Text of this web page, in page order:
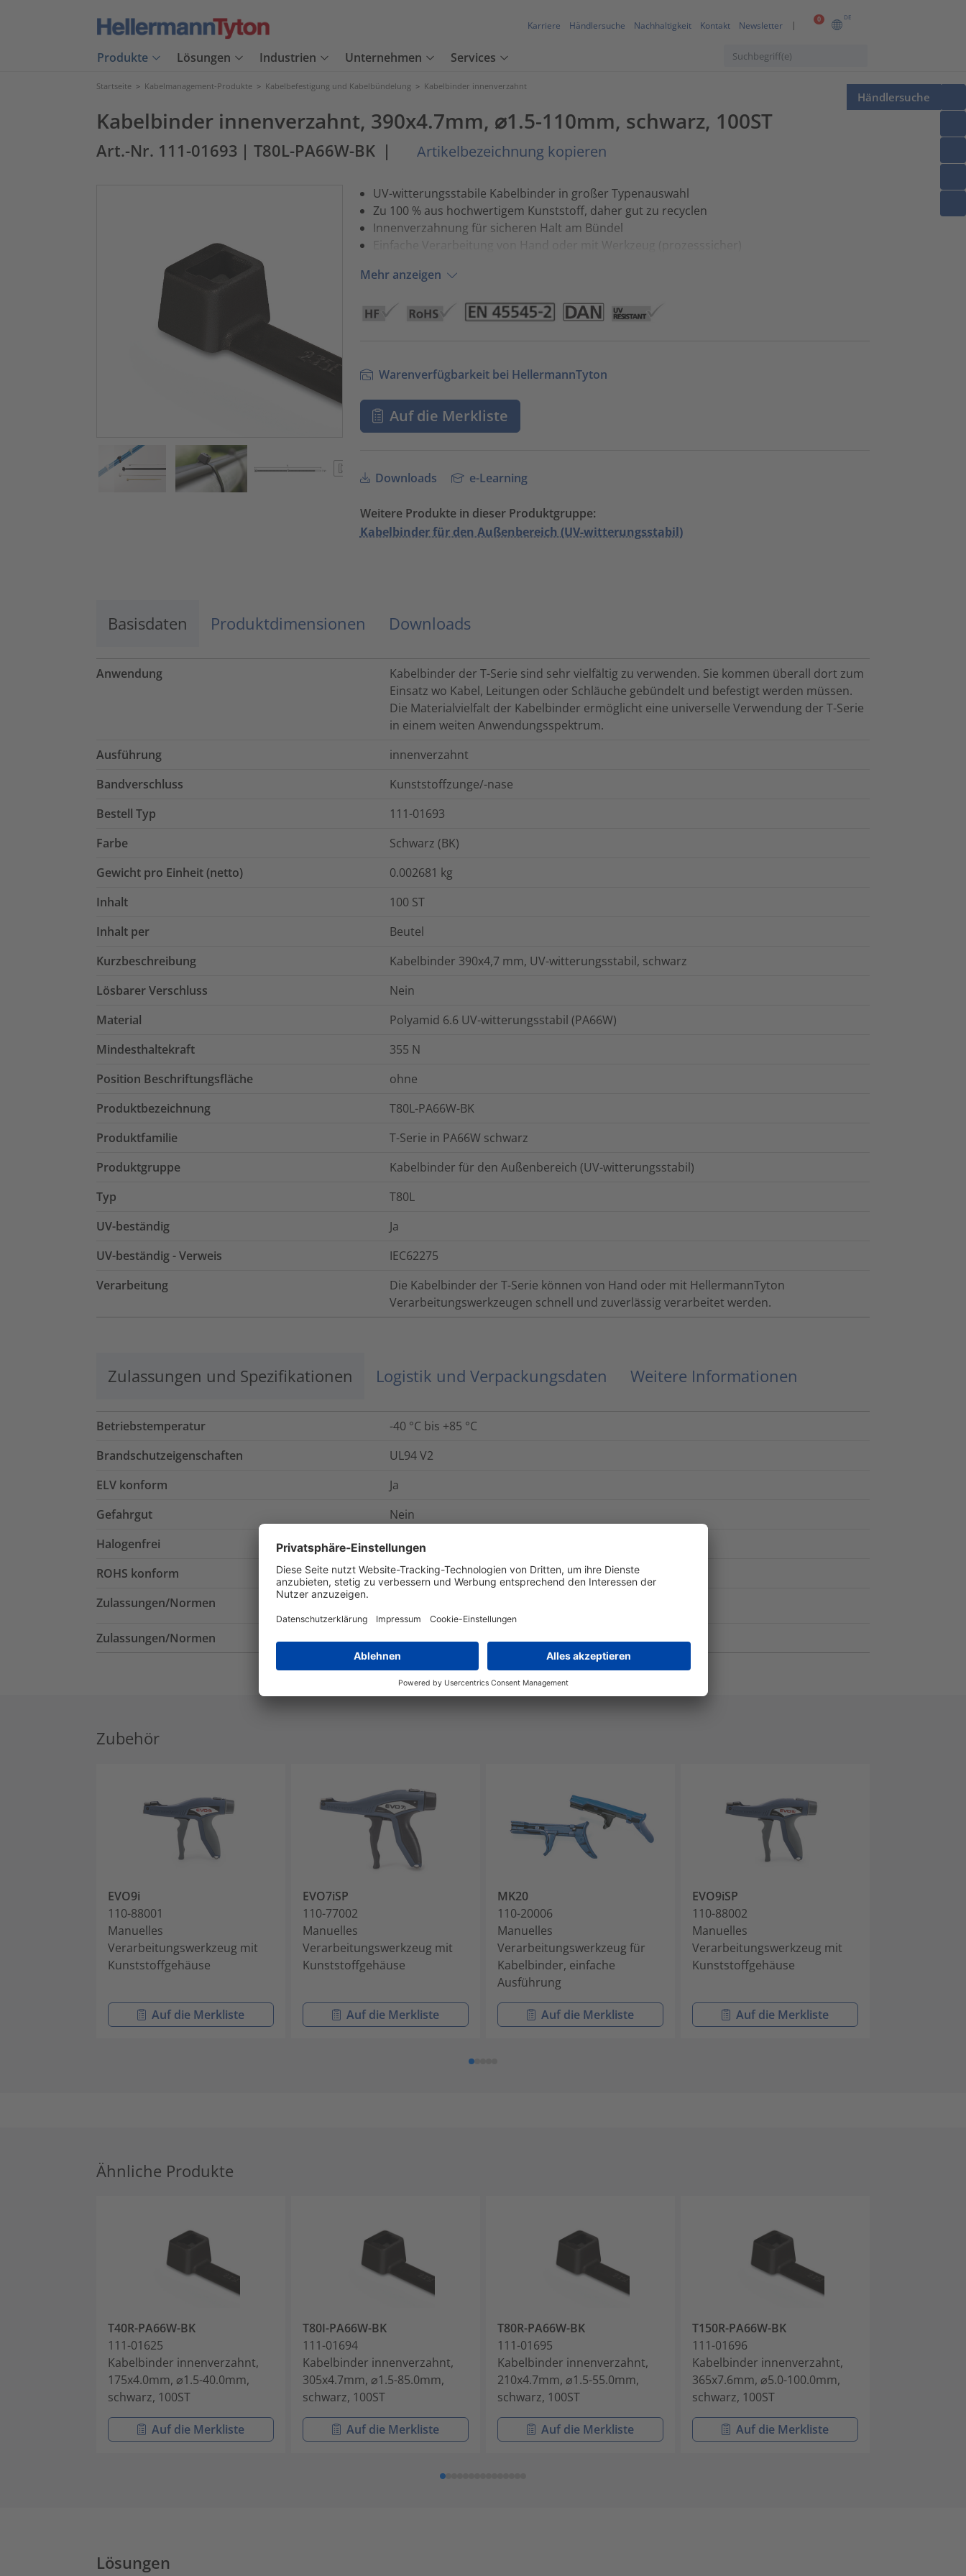
0 DE
Karriere Händlersuche Nachhaltigkeit Kontakt Newsletter
Produkte Lösungen Industrien Unternehmen Services
Händlersuche
Startseite > Kabelmanagement-Produkte > Kabelbefestigung und Kabelbündelung > Kabelbinder innenverzahnt
Kabelbinder innenverzahnt, 390x4.7mm, ⌀1.5-110mm, schwarz, 100ST
Art.-Nr. 111-01693 | T80L-PA66W-BK | Artikelbezeichnung kopieren
UV-witterungsstabile Kabelbinder in großer Typenauswahl
Zu 100 % aus hochwertigem Kunststoff, daher gut zu recyclen
Innenverzahnung für sicheren Halt am Bündel
Einfache Verarbeitung von Hand oder mit Werkzeug (prozesssicher)
Mehr anzeigen
Warenverfügbarkeit bei HellermannTyton
Auf die Merkliste
Downloads e-Learning
Weitere Produkte in dieser Produktgruppe:
Kabelbinder für den Außenbereich (UV-witterungsstabil)
Basisdaten Produktdimensionen Downloads
Anwendung
Kabelbinder der T-Serie sind sehr vielfältig zu verwenden. Sie kommen überall dort zum
Einsatz wo Kabel, Leitungen oder Schläuche gebündelt und befestigt werden müssen.
Die Materialvielfalt der Kabelbinder ermöglicht eine universelle Verwendung der T-Serie
in einem weiten Anwendungsspektrum.
Ausführung
innenverzahnt
Bandverschluss
Kunststoffzunge/-nase
Bestell Typ
111-01693
Farbe
Schwarz (BK)
Gewicht pro Einheit (netto)
0.002681 kg
Inhalt
100 ST
Inhalt per
Beutel
Kurzbeschreibung
Kabelbinder 390x4,7 mm, UV-witterungsstabil, schwarz
Lösbarer Verschluss
Nein
Material
Polyamid 6.6 UV-witterungsstabil (PA66W)
Mindesthaltekraft
355 N
Position Beschriftungsfläche
ohne
Produktbezeichnung
T80L-PA66W-BK
Produktfamilie
T-Serie in PA66W schwarz
Produktgruppe
Kabelbinder für den Außenbereich (UV-witterungsstabil)
Typ
T80L
UV-beständig
Ja
UV-beständig - Verweis
IEC62275
Verarbeitung
Die Kabelbinder der T-Serie können von Hand oder mit HellermannTyton
Verarbeitungswerkzeugen schnell und zuverlässig verarbeitet werden.
Zulassungen und Spezifikationen Logistik und Verpackungsdaten Weitere Informationen
Betriebstemperatur
-40 °C bis +85 °C
Brandschutzeigenschaften
UL94 V2
ELV konform
Ja
Gefahrgut
Nein
Halogenfrei
Ja
ROHS konform
Ja
Zulassungen/Normen
Zulassungen/Normen DAN218, EN 45545-2
Zubehör
EVO9i
110-88001
Manuelles
Verarbeitungswerkzeug mit
Kunststoffgehäuse
Auf die Merkliste
EVO7iSP
110-77002
Manuelles
Verarbeitungswerkzeug mit
Kunststoffgehäuse
Auf die Merkliste
MK20
110-20006
Manuelles
Verarbeitungswerkzeug für
Kabelbinder, einfache
Ausführung
Auf die Merkliste
EVO9iSP
110-88002
Manuelles
Verarbeitungswerkzeug mit
Kunststoffgehäuse
Auf die Merkliste
Ähnliche Produkte
T40R-PA66W-BK
111-01625
Kabelbinder innenverzahnt,
175x4.0mm, ⌀1.5-40.0mm,
schwarz, 100ST
Auf die Merkliste
T80I-PA66W-BK
111-01694
Kabelbinder innenverzahnt,
305x4.7mm, ⌀1.5-85.0mm,
schwarz, 100ST
Auf die Merkliste
T80R-PA66W-BK
111-01695
Kabelbinder innenverzahnt,
210x4.7mm, ⌀1.5-55.0mm,
schwarz, 100ST
Auf die Merkliste
T150R-PA66W-BK
111-01696
Kabelbinder innenverzahnt,
365x7.6mm, ⌀5.0-100.0mm,
schwarz, 100ST
Auf die Merkliste
Lösungen